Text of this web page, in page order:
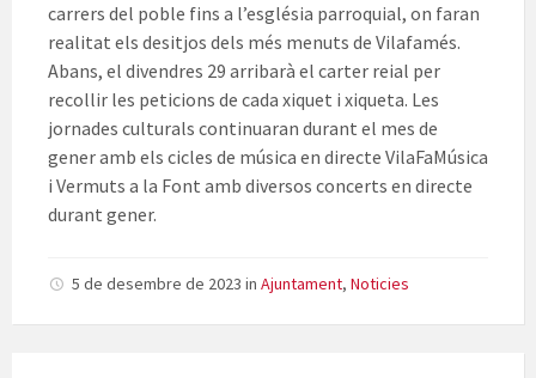
carrers del poble fins a l’església parroquial, on faran
realitat els desitjos dels més menuts de Vilafamés.
Abans, el divendres 29 arribarà el carter reial per
recollir les peticions de cada xiquet i xiqueta. Les
jornades culturals continuaran durant el mes de
gener amb els cicles de música en directe VilaFaMúsica
i Vermuts a la Font amb diversos concerts en directe
durant gener.
5 de desembre de 2023 in Ajuntament, Noticies